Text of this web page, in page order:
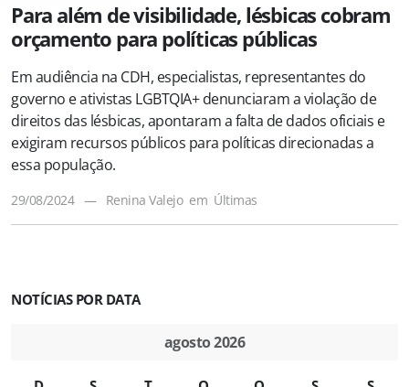
Para além de visibilidade, lésbicas cobram
orçamento para políticas públicas
Em audiência na CDH, especialistas, representantes do
governo e ativistas LGBTQIA+ denunciaram a violação de
direitos das lésbicas, apontaram a falta de dados oficiais e
exigiram recursos públicos para políticas direcionadas a
essa população.
29/08/2024 — Renina Valejo em Últimas
NOTÍCIAS POR DATA
agosto 2026